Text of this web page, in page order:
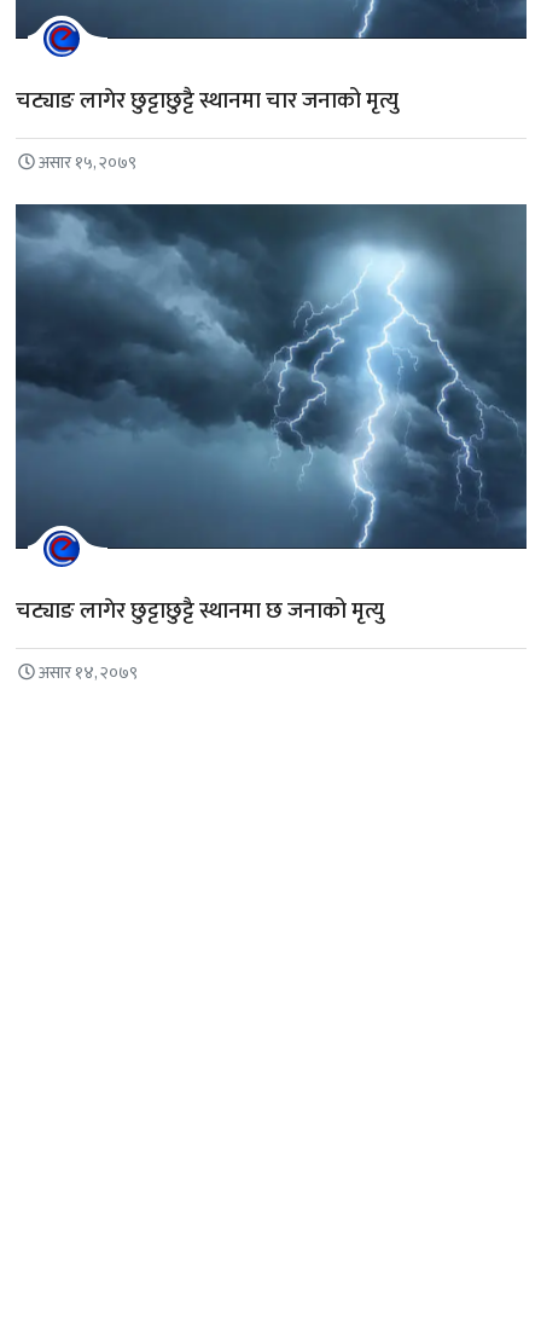
चट्याङ लागेर छुट्टाछुट्टै स्थानमा चार जनाको मृत्यु
असार १५, २०७९
चट्याङ लागेर छुट्टाछुट्टै स्थानमा छ जनाको मृत्यु
असार १४, २०७९